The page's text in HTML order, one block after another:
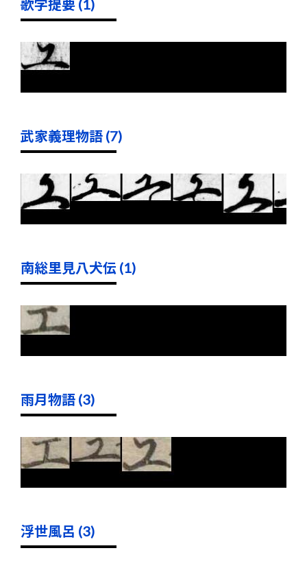
歌学提要 (1)
武家義理物語 (7)
南総里見八犬伝 (1)
雨月物語 (3)
浮世風呂 (3)